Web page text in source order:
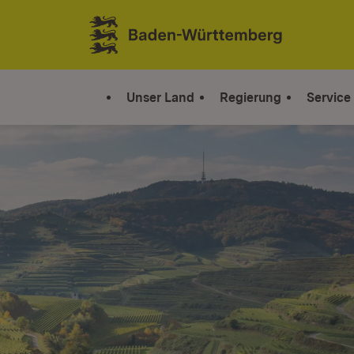
Zum Inhalt springen
Link zur Startseite
Unser Land Regierung Service